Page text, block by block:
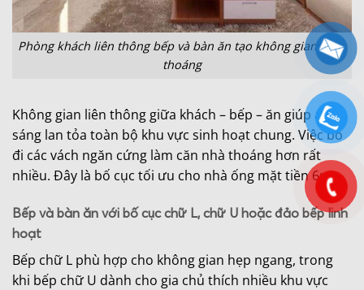
Phòng khách liên thông bếp và bàn ăn tạo không gian rộng
thoáng
Không gian liên thông giữa khách – bếp – ăn giúp ánh
sáng lan tỏa toàn bộ khu vực sinh hoạt chung. Việc bỏ
đi các vách ngăn cứng làm căn nhà thoáng hơn rất
nhiều. Đây là bố cục tối ưu cho nhà ống mặt tiền 6m.
Bếp và bàn ăn với bố cục chữ L, chữ U hoặc đảo bếp linh
hoạt
Bếp chữ L phù hợp cho không gian hẹp ngang, trong
khi bếp chữ U dành cho gia chủ thích nhiều khu vực